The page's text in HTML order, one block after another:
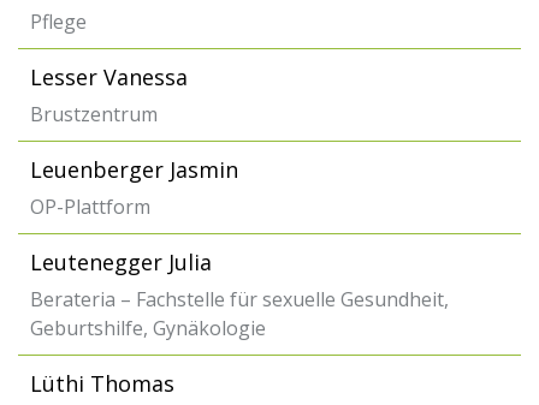
Pflege
Lesser Vanessa
Brustzentrum
Leuenberger Jasmin
OP-Plattform
Leutenegger Julia
Berateria – Fachstelle für sexuelle Gesundheit,
Geburtshilfe, Gynäkologie
Lüthi Thomas